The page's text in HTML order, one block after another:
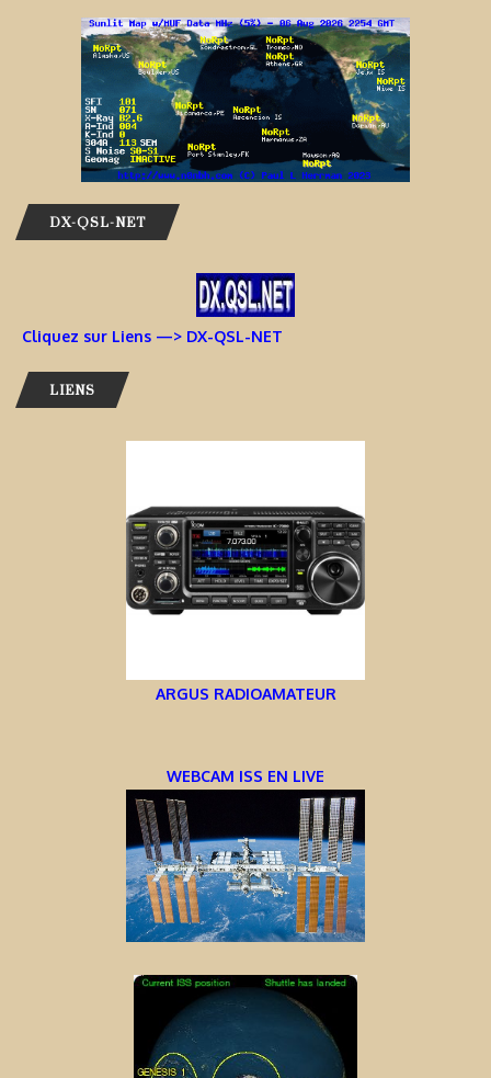
DX-QSL-NET
Cliquez sur Liens —> DX-QSL-NET
LIENS
ARGUS RADIOAMATEUR
WEBCAM ISS EN LIVE